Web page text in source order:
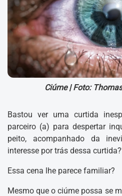
Ciúme | Foto:
Bastou ver uma curtida
parceiro (a) para despertar
peito, acompanhado da
interesse por trás dessa
Essa cena lhe parece familiar?
Mesmo que o ciúme possa se